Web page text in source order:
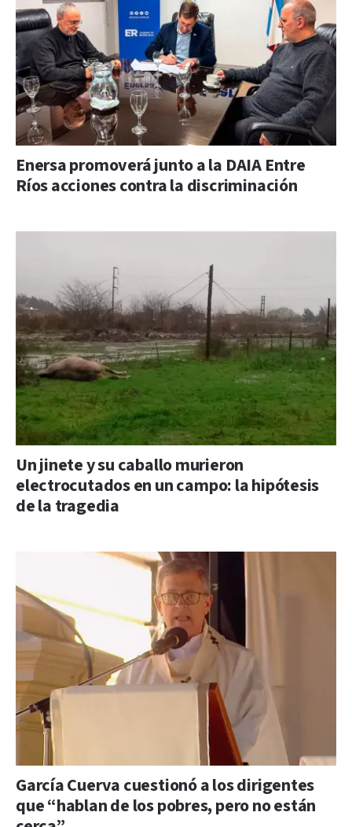
Enersa promoverá junto a la DAIA Entre
Ríos acciones contra la discriminación
Un jinete y su caballo murieron
electrocutados en un campo: la hipótesis
de la tragedia
García Cuerva cuestionó a los dirigentes
que “hablan de los pobres, pero no están